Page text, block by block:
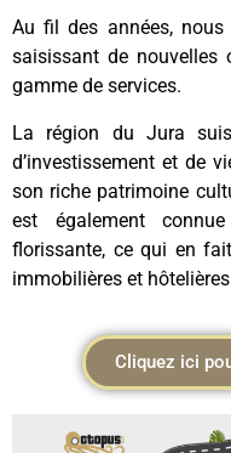
Au fil des années,
saisissant de nouvelles
gamme de services.
La région du Jura
d’investissement et de
son riche patrimoine
est également
florissante, ce qui en
immobilières et
Cliquez ici